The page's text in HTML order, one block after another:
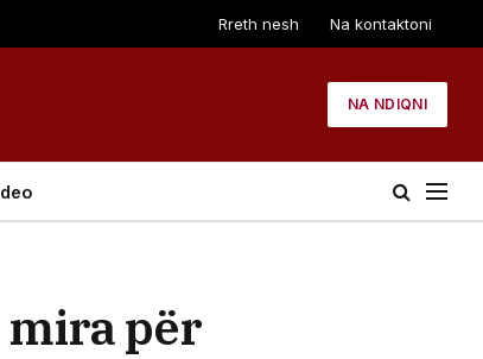
Rreth nesh Na kontaktoni
NA NDIQNI
mira për